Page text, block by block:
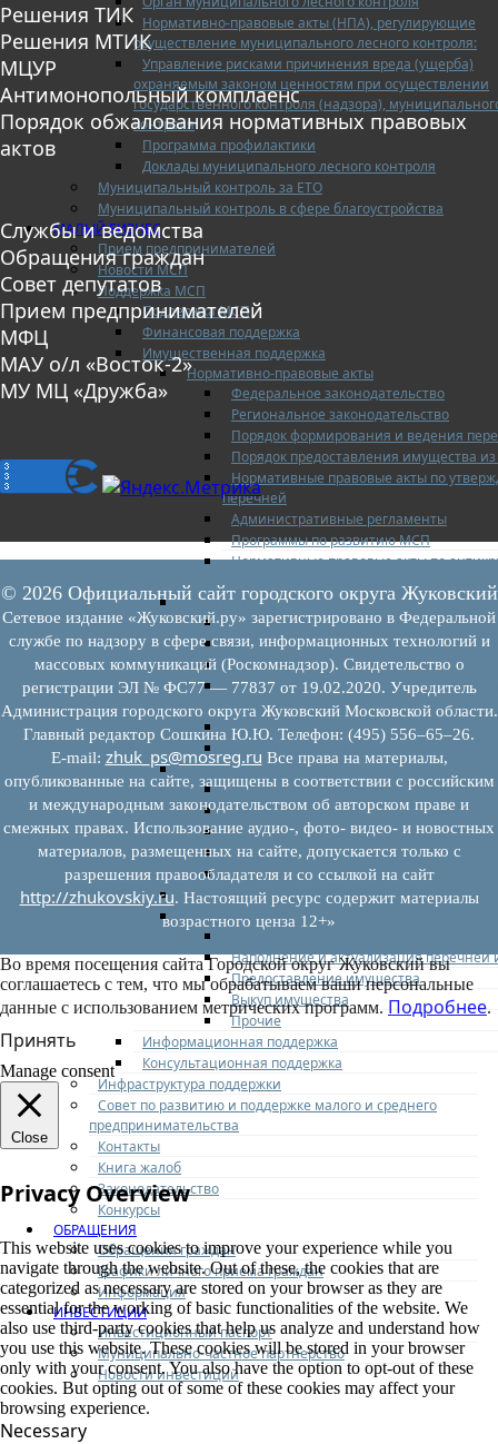
Нормативно-правовые акты (НПА), регулирующие
осуществление муниципального лесного контроля:
Управление рисками причинения вреда (ущерба)
охраняемым законом ценностям при осуществлении
государственного контроля (надзора),
контроля
Программа профилактики
Доклады муниципального лесного контроля
Муниципальный контроль за ЕТО
Муниципальный контроль в сфере благоустройства
МАЛЫЙ БИЗНЕС
Прием предпринимателей
Новости МСП
Поддержка МСП
Поддержка МСП
Финансовая поддержка
Имущественная поддержка
Нормативно-правовые акты
Федеральное законодательство
Региональное законодательство
Порядок формирования и ведения
Порядок предоставления имущества
Нормативные правовые акты по
перечней
Административные регламенты
Программы по развитию МСП
Нормативные правовые акты по
поддержки субъектов МСП
Имущество для бизнеса
Перечень имущества для МСП
Паспорта объектов, включенных в
Информация о льготах
Сведения о коммерческой
бизнесу
Сведения о проводимых торгах
Инвестиционная карта Московской
Коллегиальный орган
Регламентирующие документы
График заседаний
Протоколы заседаний
Отчеты о деятельности
Иные документы
Материалы Корпорации МСП
Вопрос-ответ
Общие вопросы
Наполнение и актуализация перечней
Предоставление имущества
Выкуп имущества
Прочие
Информационная поддержка
Консультационная поддержка
Инфраструктура поддержки
Совет по развитию и поддержке малого и среднего
предпринимательства
Контакты
Книга жалоб
Законодательство
Конкурсы
ОБРАЩЕНИЯ
Обращения граждан
Графики личного приема граждан
Информация
ИНВЕСТИЦИИ
Инвестиционный паспорт
Муниципально-частное партнерство
Новости инвестиций
Решения ТИК
Решения МТИК
МЦУР
Антимонопольный комплаенс
Порядок обжалования нормативных правовых
актов
Службы и ведомства
Обращения граждан
Совет депутатов
Прием предпринимателей
МФЦ
МАУ о/л «Восток-2»
МУ МЦ «Дружба»
© 2026 Официальный сайт городского округа Жуковский
Сетевое издание «Жуковский.ру» зарегистрировано в Федеральной
службе по надзору в сфере связи, информационных технологий и
массовых коммуникаций (Роскомнадзор). Свидетельство о
регистрации ЭЛ № ФС77 — 77837 от 19.02.2020. Учредитель
Администрация городского округа Жуковский Московской области.
Главный редактор Сошкина Ю.Ю. Телефон: (495) 556–65–26.
E‑mail: zhuk_ps@mosreg.ru Все права на материалы,
опубликованные на сайте, защищены в соответствии с российским
и международным законодательством об авторском праве и
смежных правах. Использование аудио-, фото- видео- и новостных
материалов, размещенных на сайте, допускается только с
разрешения правообладателя и со ссылкой на сайт
http://zhukovskiy.ru. Настоящий ресурс содержит материалы
возрастного ценза 12+»
Во время посещения сайта Городской округ Жуковский вы
соглашаетесь с тем, что мы обрабатываем ваши персональные
данные с использованием метрических программ. Подробнее.
Принять
Manage consent
Close
Privacy Overview
This website uses cookies to improve your experience while you
navigate through the website. Out of these, the cookies that are
categorized as necessary are stored on your browser as they are
essential for the working of basic functionalities of the website. We
also use third-party cookies that help us analyze and understand how
you use this website. These cookies will be stored in your browser
only with your consent. You also have the option to opt-out of these
cookies. But opting out of some of these cookies may affect your
browsing experience.
Necessary